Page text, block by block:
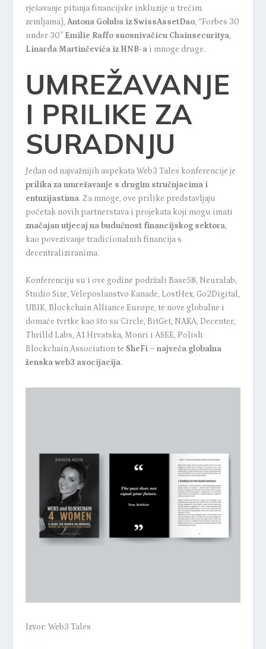
rješavanje pitanja financijske inkluzije u trećim
zemljama), Antona Goluba iz SwissAssetDao, “Forbes 30
under 30” Emilie Raffo suosnivačicu Chainsecuritya,
Linarda Martinčevića iz HNB-a i mnoge druge.
UMREŽAVANJE
I PRILIKE ZA
SURADNJU
Jedan od najvažnijih aspekata Web3 Tales konferencije je
prilika za umrežavanje s drugim stručnjacima i
entuzijastima. Za mnoge, ove prilike predstavljaju
početak novih partnerstava i projekata koji mogu imati
značajan utjecaj na budućnost financijskog sektora,
kao povezivanje tradicionalnih financija s
decentraliziranima.
Konferenciju su i ove godine podržali Base58, Neuralab,
Studio Size, Veleposlanstvo Kanade, LostHex, Go2Digital,
UBIK, Blockchain Alliance Europe, te nove globalne i
domaće tvrtke kao što su Circle, BitGet, NAKA, Decenter,
Thrilld Labs, A1 Hrvatska, Monri i ASEE, Polish
Blockchain Association te SheFi – najveća globalna
ženska web3 asocijacija.
Izvor: Web3 Tales